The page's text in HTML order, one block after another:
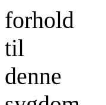
forhold
til
denne